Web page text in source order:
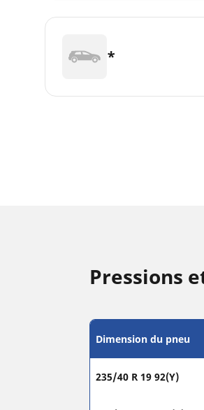
*
Pressions
Dimension du pneu
235/40 R 19 92(Y)